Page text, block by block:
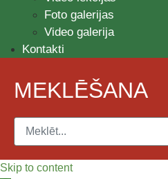
Foto galerijas
Video galerija
Kontakti
MEKLĒŠANA
Skip to content